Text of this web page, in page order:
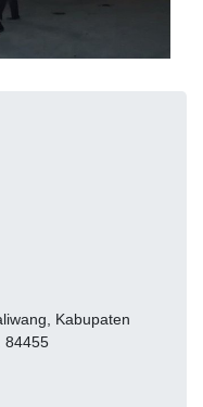
Kabupaten
84455